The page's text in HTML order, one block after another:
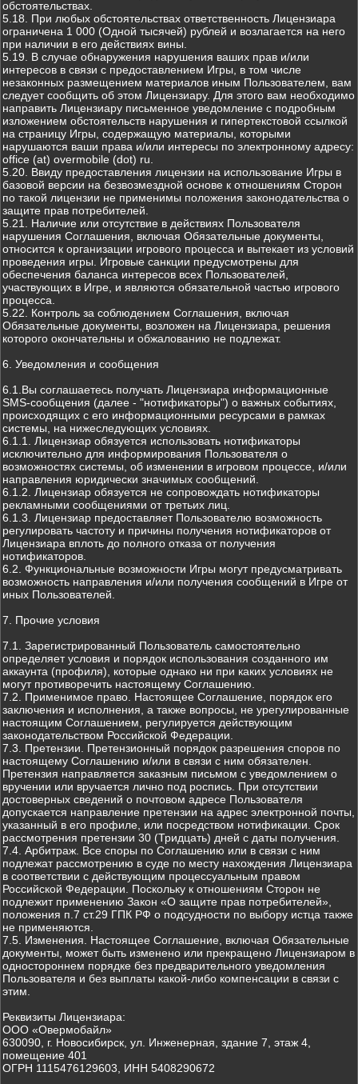
обстоятельствах.
5.18. При любых обстоятельствах ответственность Лицензиара
ограничена 1 000 (Одной тысячей) рублей и возлагается на него
при наличии в его действиях вины.
5.19. В случае обнаружения нарушения ваших прав и/или
интересов в связи с предоставлением Игры, в том числе
незаконных размещением материалов иным Пользователем, вам
следует сообщить об этом Лицензиару. Для этого вам необходимо
направить Лицензиару письменное уведомление с подробным
изложением обстоятельств нарушения и гипертекстовой ссылкой
на страницу Игры, содержащую материалы, которыми
нарушаются ваши права и/или интересы по электронному адресу:
office (at) overmobile (dot) ru.
5.20. Ввиду предоставления лицензии на использование Игры в
базовой версии на безвозмездной основе к отношениям Сторон
по такой лицензии не применимы положения законодательства о
защите прав потребителей.
5.21. Наличие или отсутствие в действиях Пользователя
нарушения Соглашения, включая Обязательные документы,
относится к организации игрового процесса и вытекает из условий
проведения игры. Игровые санкции предусмотрены для
обеспечения баланса интересов всех Пользователей,
участвующих в Игре, и являются обязательной частью игрового
процесса.
5.22. Контроль за соблюдением Соглашения, включая
Обязательные документы, возложен на Лицензиара, решения
которого окончательны и обжалованию не подлежат.
6. Уведомления и сообщения
6.1.Вы соглашаетесь получать Лицензиара информационные
SMS-сообщения (далее - "нотификаторы") о важных событиях,
происходящих с его информационными ресурсами в рамках
системы, на нижеследующих условиях.
6.1.1. Лицензиар обязуется использовать нотификаторы
исключительно для информирования Пользователя о
возможностях системы, об изменении в игровом процессе, и/или
направления юридически значимых сообщений.
6.1.2. Лицензиар обязуется не сопровождать нотификаторы
рекламными сообщениями от третьих лиц.
6.1.3. Лицензиар предоставляет Пользователю возможность
регулировать частоту и причины получения нотификаторов от
Лицензиара вплоть до полного отказа от получения
нотификаторов.
6.2. Функциональные возможности Игры могут предусматривать
возможность направления и/или получения сообщений в Игре от
иных Пользователей.
7. Прочие условия
7.1. Зарегистрированный Пользователь самостоятельно
определяет условия и порядок использования созданного им
аккаунта (профиля), которые однако ни при каких условиях не
могут противоречить настоящему Соглашению.
7.2. Применимое право. Настоящее Соглашение, порядок его
заключения и исполнения, а также вопросы, не урегулированные
настоящим Соглашением, регулируется действующим
законодательством Российской Федерации.
7.3. Претензии. Претензионный порядок разрешения споров по
настоящему Соглашению и/или в связи с ним обязателен.
Претензия направляется заказным письмом с уведомлением о
вручении или вручается лично под роспись. При отсутствии
достоверных сведений о почтовом адресе Пользователя
допускается направление претензии на адрес электронной почты,
указанный в его профиле, или посредством нотификации. Срок
рассмотрения претензии 30 (Тридцать) дней с даты получения.
7.4. Арбитраж. Все споры по Соглашению или в связи с ним
подлежат рассмотрению в суде по месту нахождения Лицензиара
в соответствии с действующим процессуальным правом
Российской Федерации. Поскольку к отношениям Сторон не
подлежит применению Закон «О защите прав потребителей»,
положения п.7 ст.29 ГПК РФ о подсудности по выбору истца также
не применяются.
7.5. Изменения. Настоящее Соглашение, включая Обязательные
документы, может быть изменено или прекращено Лицензиаром в
одностороннем порядке без предварительного уведомления
Пользователя и без выплаты какой-либо компенсации в связи с
этим.
Реквизиты Лицензиара:
ООО «Овермобайл»
630090, г. Новосибирск, ул. Инженерная, здание 7, этаж 4,
помещение 401
ОГРН 1115476129603, ИНН 5408290672